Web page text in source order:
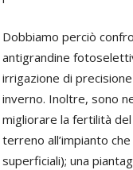
Dobbiamo perciò
antigrandine
irrigazione di
inverno. Inoltre, sono
migliorare la fertilità
terreno all’impianto
superficiali); una